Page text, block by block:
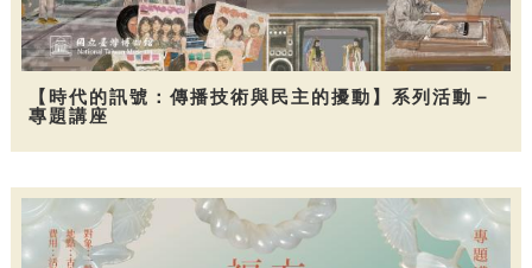
【時代的訊號：傳播技術與民主的擾動】系列活動－
專題講座